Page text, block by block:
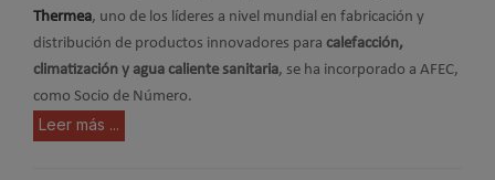
Thermea, uno de los líderes a nivel mundial en fabricación y
distribución de productos innovadores para calefacción,
climatización y agua caliente sanitaria, se ha incorporado a AFEC,
como Socio de Número.
Leer más ...